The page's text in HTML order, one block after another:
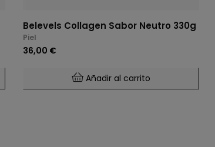
Belevels Collagen Sabor Neutro 330g
Piel
36,00 €
Añadir al carrito